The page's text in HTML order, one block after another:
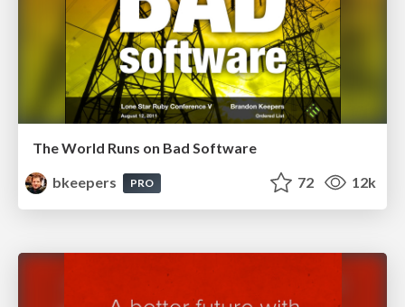
The World Runs on Bad Software
bkeepers
PRO 72 12k